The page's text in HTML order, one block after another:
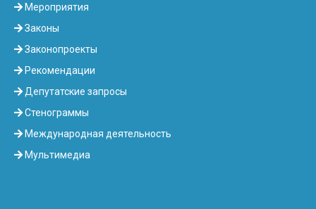
Мероприятия
Законы
Законопроекты
Рекомендации
Депутатские запросы
Стенограммы
Международная деятельность
Мультимедиа